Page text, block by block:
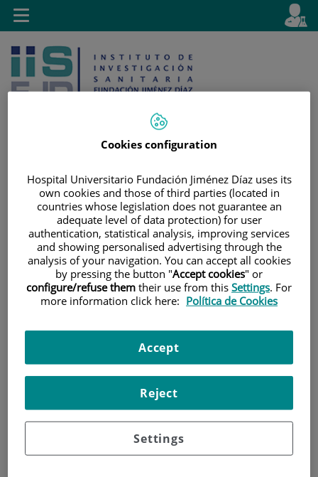
Saltar al contenido
contenido
Selector
activo
es
Buscar
Toggle
navigation
UNIDADES DE APOYO
|EFECTO DE LA INFUSIÓN INTRACORONARIA DE
CÉLULAS MADRE MONONUCLEARES DERIVADAS DE LA
MÉDULA ÓSEA (CMN-MO) SOBRE LA MORTALIDAD POR
CUALQUIER CAUSA EN EL INFARTO AGUDO DE
Cookies configuration
Hospital Universitario Fundación Jiménez Díaz uses its
own cookies and those of third parties (located in
countries whose legislation does not guarantee an
adequate level of data protection) for user
authentication, statistical analysis, improving services
and showing personalised advertising through the
analysis of your navigation. You can accept all cookies
by pressing the button "Accept cookies" or
configure/refuse them their use from this Settings. For
more information click here: Política de Cookies
Settings
Reject
Accept